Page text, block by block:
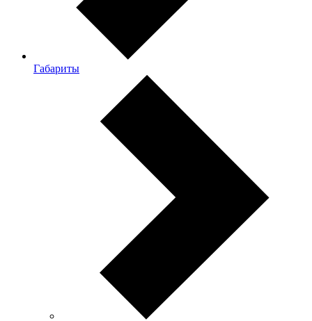
Габариты